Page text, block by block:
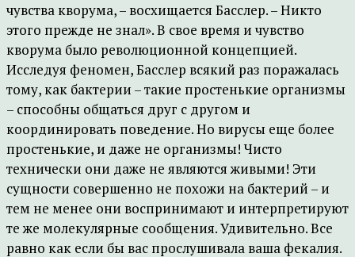
чувства кворума, – восхищается Басслер. – Никто
этого прежде не знал». В свое время и чувство
кворума было революционной концепцией.
Исследуя феномен, Басслер всякий раз поражалась
тому, как бактерии – такие простенькие организмы
– способны общаться друг с другом и
координировать поведение. Но вирусы еще более
простенькие, и даже не организмы! Чисто
технически они даже не являются живыми! Эти
сущности совершенно не похожи на бактерий – и
тем не менее они воспринимают и интерпретируют
те же молекулярные сообщения. Удивительно. Все
равно как если бы вас прослушивала ваша фекалия.